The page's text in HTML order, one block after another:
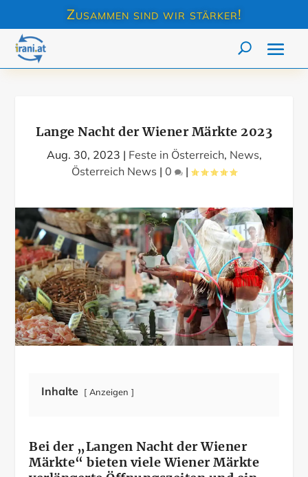
Zusammen sind wir stärker!
Lange Nacht der Wiener Märkte 2023
Aug. 30, 2023 | Feste in Österreich, News,
Österreich News | 0 |
Inhalte Anzeigen
Bei der „Langen Nacht der Wiener
Märkte“ bieten viele Wiener Märkte